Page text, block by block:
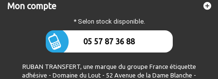
Mon compte
* Selon stock disponible.
05 57 87 36 88
RUBAN TRANSFERT, une marque du groupe France étiquette
adhésive - Domaine du Lout - 52 Avenue de la Dame Blanche -